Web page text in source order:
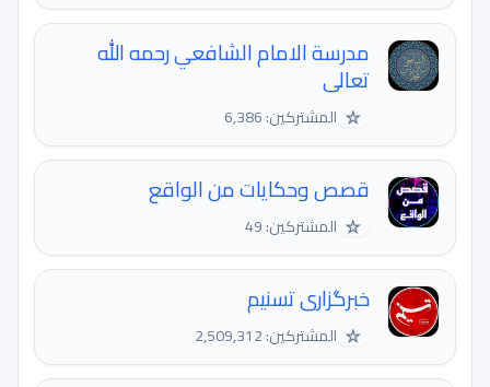
مدرسة الامام الشافعي رحمه الله
تعالى
☆ المشتركين: 6,386
قصص وحكايات من الواقع
☆ المشتركين: 49
خبرگزاری تسنیم
☆ المشتركين: 2,509,312